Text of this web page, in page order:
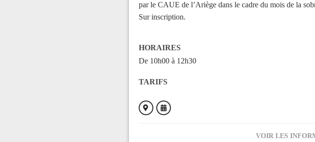
par le CAUE de l’Ariège dans le cadre du mois de la
Sur inscription.
HORAIRES
De 10h00 à 12h30
TARIFS
VOIR LES